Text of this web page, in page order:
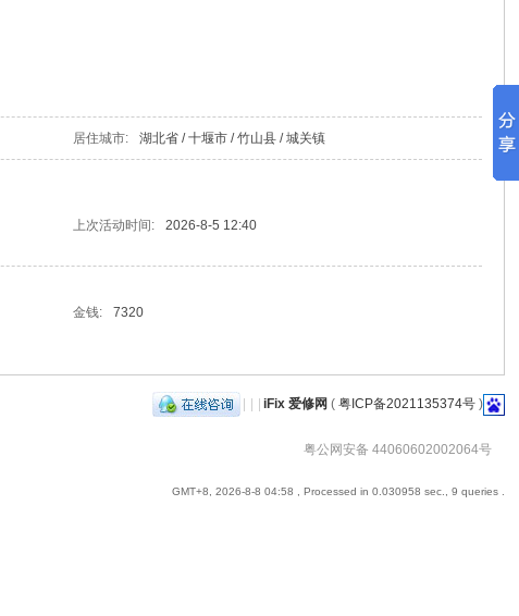
居住城市: 湖北省 / 十堰市 / 竹山县 / 城关镇
上次活动时间:
2026-8-5 12:40
金钱:
7320
| | | iFix 爱修网 ( 粤ICP备2021135374号)
粤公网安备 44060602002064号
GMT+8, 2026-8-8 04:58 , Processed in 0.030958 sec., 9 queries .